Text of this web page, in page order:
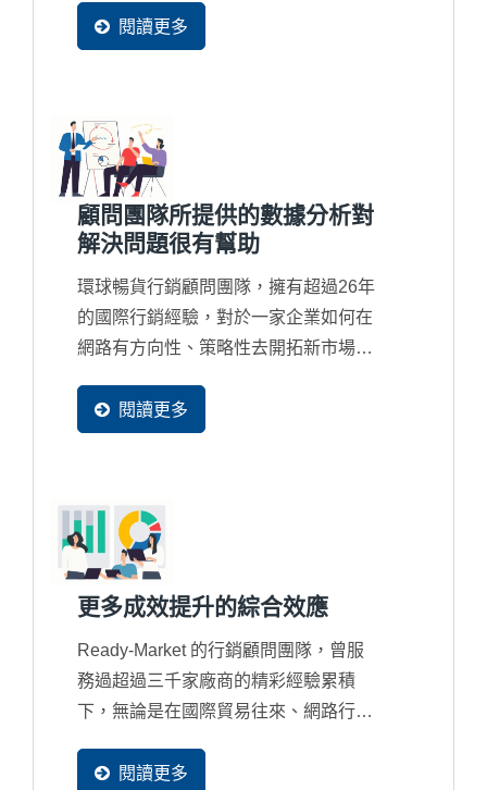
閱讀更多
顧問團隊所提供的數據分析對
解決問題很有幫助
環球暢貨行銷顧問團隊，擁有超過26年
的國際行銷經驗，對於一家企業如何在
網路有方向性、策略性去開拓新市場及
正，以確保客戶可以達到預期網路行銷
的效益。
閱讀更多
更多成效提升的綜合效應
Ready-Market 的行銷顧問團隊，曾服
務過超過三千家廠商的精彩經驗累積
下，無論是在國際貿易往來、網路行銷
網站設計優化、系統設計優化，甚至
閱讀更多